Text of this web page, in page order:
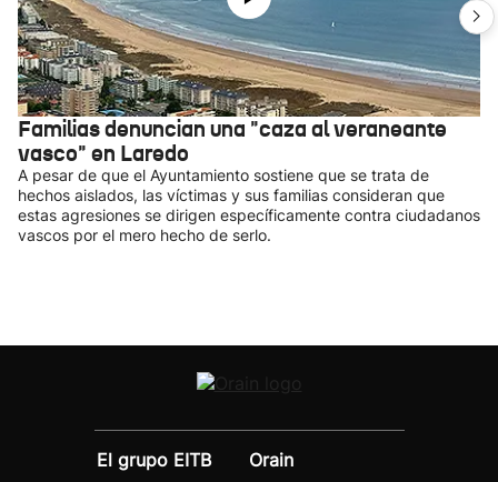
Familias denuncian una "caza al veraneante
vasco" en Laredo
A pesar de que el Ayuntamiento sostiene que se trata de
hechos aislados, las víctimas y sus familias consideran que
estas agresiones se dirigen específicamente contra ciudadanos
vascos por el mero hecho de serlo.
El grupo EITB
Orain